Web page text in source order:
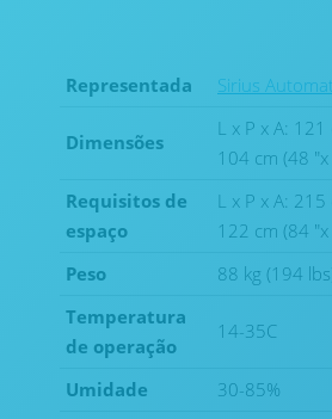
Representada Sirius
Dimensões
L x P x A:
104 cm (48
Requisitos de
espaço
L x P x A:
122 cm (84
Peso
88 kg (194
Temperatura
de operação
14-35C
Umidade
30-85%